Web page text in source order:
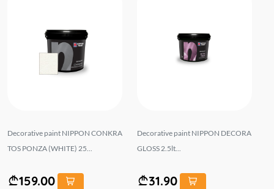
Decorative paint NIPPON CONKRA
TOS PONZA (WHITE) 25...
159.00
Decorative paint NIPPON DECORA
GLOSS 2.5lt...
31.90